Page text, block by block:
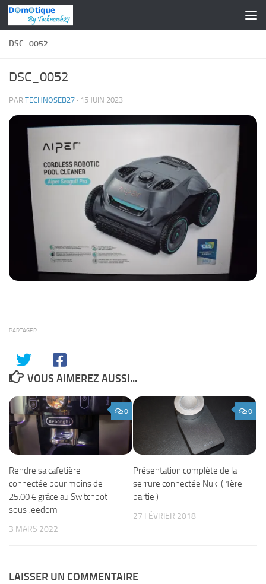
Skip to content
DSC_0052
DSC_0052
PAR TECHNOSEB27 · 15 JUIN 2023
PARTAGER
VOUS AIMEREZ AUSSI...
0
Rendre sa cafetière
connectée pour moins de
25.00 € grâce au Switchbot
sous Jeedom
3 MARS 2022
0
Présentation complète de la
serrure connectée Nuki ( 1ère
partie )
27 FÉVRIER 2018
LAISSER UN COMMENTAIRE